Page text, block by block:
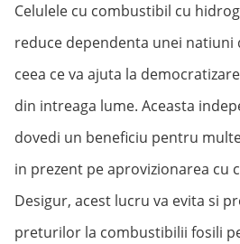
Celulele cu combustibil cu
reduce dependenta unei natiuni
ceea ce va ajuta la
din intreaga lume. Aceasta
dovedi un beneficiu pentru
in prezent pe aprovizionarea cu
Desigur, acest lucru va evita si
preturilor la combustibilii fosili